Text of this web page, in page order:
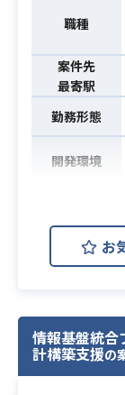
職種
案件先
最寄駅
勤務形態
開発環境
お
情報基盤統合
計構築支援の